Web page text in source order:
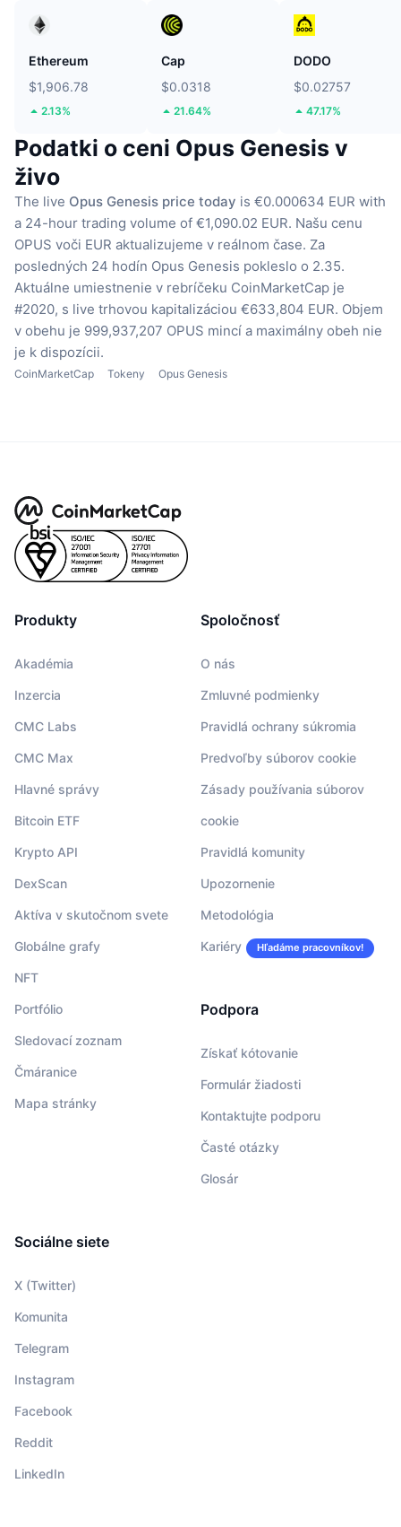
Ethereum
$1,906.78
2.13%
Cap
$0.0318
21.64%
DODO
$0.02757
47.17%
Podatki o ceni Opus Genesis v
živo
The live Opus Genesis price today is €0.000634 EUR with
a 24-hour trading volume of €1,090.02 EUR. Našu cenu
OPUS voči EUR aktualizujeme v reálnom čase. Za
posledných 24 hodín Opus Genesis pokleslo o 2.35.
Aktuálne umiestnenie v rebríčeku CoinMarketCap je
#2020, s live trhovou kapitalizáciou €633,804 EUR. Objem
v obehu je 999,937,207 OPUS mincí a maximálny obeh nie
je k dispozícii.
CoinMarketCap Tokeny Opus Genesis
Produkty
Akadémia
Inzercia
CMC Labs
CMC Max
Hlavné správy
Bitcoin ETF
Krypto API
DexScan
Aktíva v skutočnom svete
Globálne grafy
NFT
Portfólio
Sledovací zoznam
Čmáranice
Mapa stránky
Spoločnosť
O nás
Zmluvné podmienky
Pravidlá ochrany súkromia
Predvoľby súborov cookie
Zásady používania súborov
cookie
Pravidlá komunity
Upozornenie
Metodológia
Kariéry Hľadáme pracovníkov!
Podpora
Získať kótovanie
Formulár žiadosti
Kontaktujte podporu
Časté otázky
Glosár
Sociálne siete
X (Twitter)
Komunita
Telegram
Instagram
Facebook
Reddit
LinkedIn